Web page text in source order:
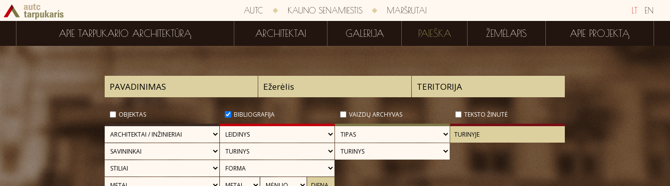
LT EN
AUTC KAUNO SENAMIESTIS MARŠRUTAI
APIE TARPUKARIO ARCHITEKTŪRĄ ARCHITEKTAI GALERIJA PAIEŠKA ŽEMĖLAPIS APIE PROJEKTĄ
OBJEKTAS BIBLIOGRAFIJA VAIZDŲ ARCHYVAS TEKSTO ŽINUTĖ